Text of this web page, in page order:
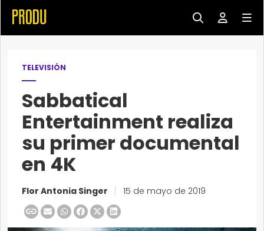
TELEVISIÓN
Sabbatical
Entertainment realiza
su primer documental
en 4K
Flor Antonia Singer 15 de mayo de 2019